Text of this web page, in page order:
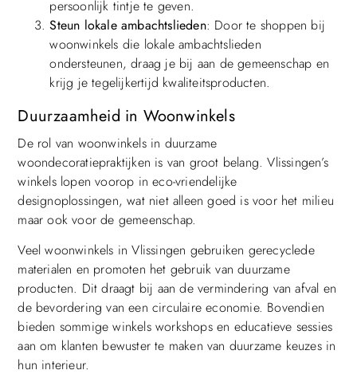
persoonlijk tintje te geven.
Steun lokale ambachtslieden: Door te shoppen bij
woonwinkels die lokale ambachtslieden
ondersteunen, draag je bij aan de gemeenschap en
krijg je tegelijkertijd kwaliteitsproducten.
Duurzaamheid in Woonwinkels
De rol van woonwinkels in duurzame
woondecoratiepraktijken is van groot belang. Vlissingen’s
winkels lopen voorop in eco-vriendelijke
designoplossingen, wat niet alleen goed is voor het milieu
maar ook voor de gemeenschap.
Veel woonwinkels in Vlissingen gebruiken gerecyclede
materialen en promoten het gebruik van duurzame
producten. Dit draagt bij aan de vermindering van afval en
de bevordering van een circulaire economie. Bovendien
bieden sommige winkels workshops en educatieve sessies
aan om klanten bewuster te maken van duurzame keuzes in
hun interieur.